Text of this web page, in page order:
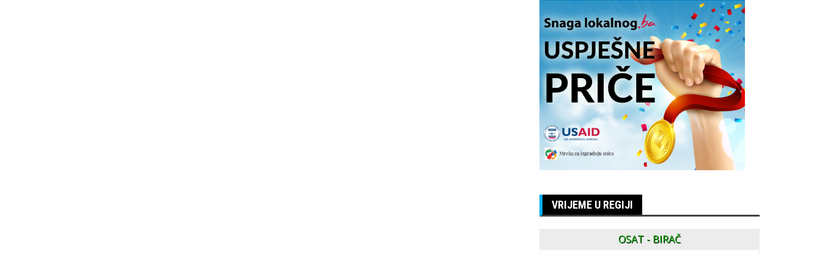
VRIJEME U REGIJI
OSAT - BIRAČ